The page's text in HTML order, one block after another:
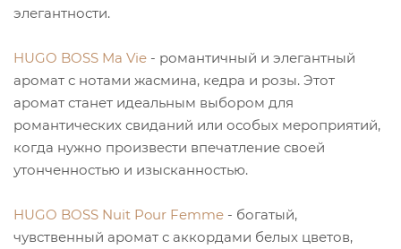
элегантности.
HUGO BOSS Ma Vie - романтичный и элегантный
аромат с нотами жасмина, кедра и розы. Этот
аромат станет идеальным выбором для
романтических свиданий или особых мероприятий,
когда нужно произвести впечатление своей
утонченностью и изысканностью.
HUGO BOSS Nuit Pour Femme - богатый,
чувственный аромат с аккордами белых цветов,